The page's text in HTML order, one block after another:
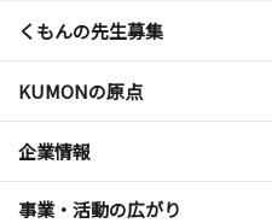
くもんの先生募集
KUMONの原点
企業情報
事業・活動の広がり